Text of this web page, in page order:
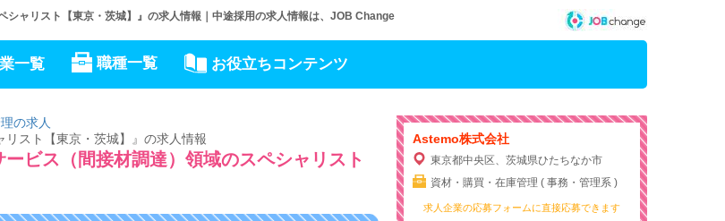
ャリスト【東京・茨城】』の求人情報｜中途採用の求人情報は、JOB Change
一覧 職種一覧 お役立ちコンテンツ
の求人
リスト【東京・茨城】』の求人情報
ビス（間接材調達）領域のスペシャリスト
Astemo株式会社
東京都中央区、茨城県ひたちなか市
資材・購買・在庫管理 ( 事務・管理系 )
求人企業の応募フォームに直接応募できます